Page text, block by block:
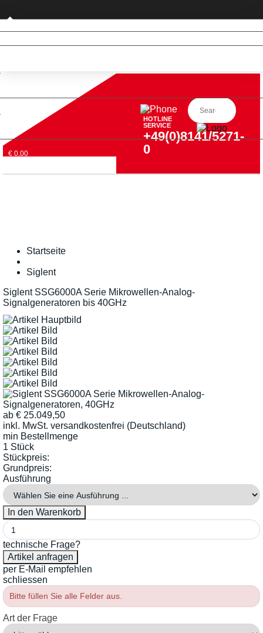
Privatkunde (nur DE)
€ 0,00
HOTLINE
SERVICE
+49(0)8141/5271-
0
Startseite
Siglent
Siglent SSG6000A Serie Mikrowellen-Analog-
Signalgeneratoren bis 40GHz
ab € 25.049,50
inkl. MwSt. versandkostenfrei (Deutschland)
min Bestellmenge
1 Stück
Stückpreis:
Grundpreis:
Ausführung
technische Frage?
per E-Mail empfehlen
schliessen
Bitte füllen Sie alle Felder aus.
Art der Frage